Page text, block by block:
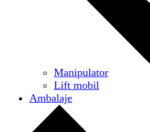
Manipulator
Lift mobil
Ambalaje